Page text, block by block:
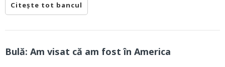
Citește tot bancul
Bulă: Am visat că am fost în America